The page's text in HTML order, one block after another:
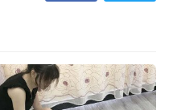
sàn
nhựa